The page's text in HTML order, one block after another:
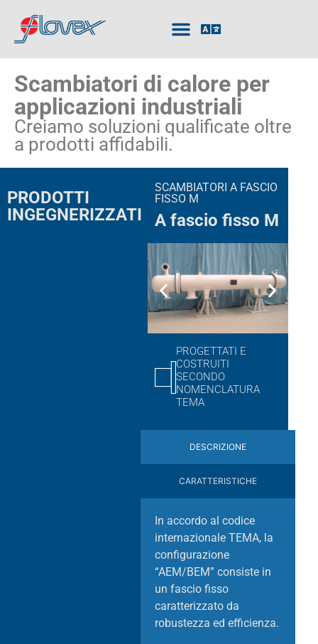
Scambiatori di calore per
applicazioni industriali
Creiamo soluzioni qualificate oltre
a prodotti affidabili.
PRODOTTI
INGEGNERIZZATI
SCAMBIATORI A FASCIO
FISSO M
A fascio fisso M
PROGETTATI E
COSTRUITI
SECONDO
NOMENCLATURA
TEMA
DESCRIZIONE
CARATTERISTICHE
In accordo al codice
internazionale TEMA, la
configurazione
“AEM/BEM” consiste in
un fascio fisso
caratterizzato da
robustezza ed efficienza.